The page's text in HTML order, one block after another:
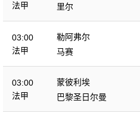
法甲
里尔
03:00
法甲
勒阿弗尔
马赛
03:00
法甲
蒙彼利埃
巴黎圣日尔曼